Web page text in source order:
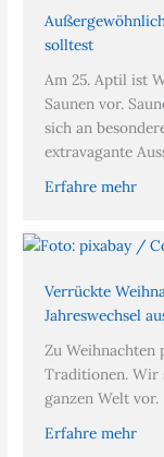
solltest
Am 25. Aptil ist
Saunen vor.
sich an
extravagante
Erfahre mehr
Verrückte
Jahreswechsel
Zu Weihnachten
Traditionen. Wir
ganzen Welt vor.
Erfahre mehr